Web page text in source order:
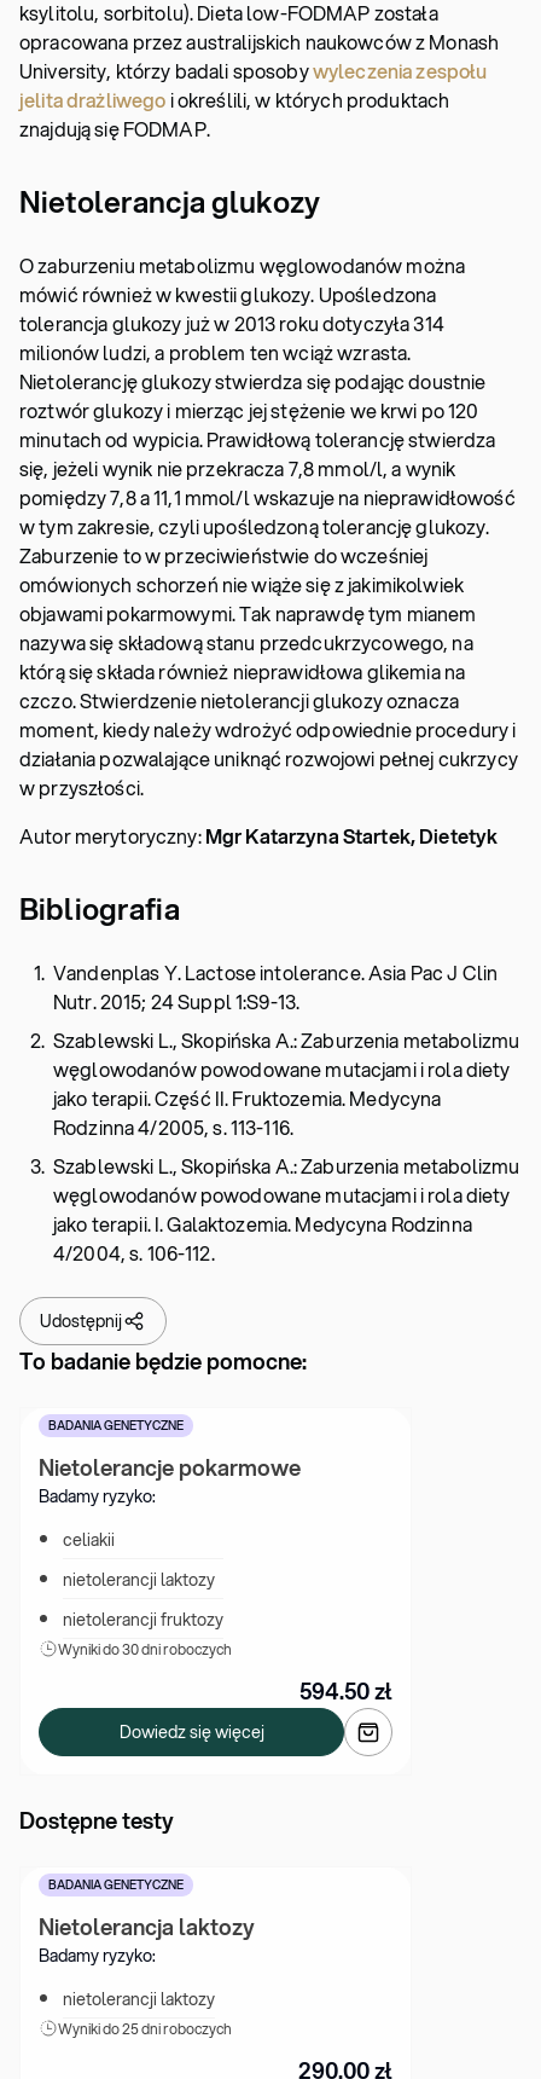
ksylitolu, sorbitolu). Dieta low-FODMAP została
opracowana przez australijskich naukowców z Monash
University, którzy badali sposobywyleczenia zespołu
jelita drażliwego i określili, w których produktach
znajdują się FODMAP.
Nietolerancja glukozy
O zaburzeniu metabolizmu węglowodanów można
mówić również w kwestii glukozy. Upośledzona
tolerancja glukozy już w 2013 roku dotyczyła 314
milionów ludzi, a problem ten wciąż wzrasta.
Nietolerancję glukozy stwierdza się podając doustnie
roztwór glukozy i mierząc jej stężenie we krwi po 120
minutach od wypicia. Prawidłową tolerancję stwierdza
się, jeżeli wynik nie przekracza 7,8 mmol/l, a wynik
pomiędzy 7,8 a 11,1 mmol/l wskazuje na nieprawidłowość
w tym zakresie, czyli upośledzoną tolerancję glukozy.
Zaburzenie to w przeciwieństwie do wcześniej
omówionych schorzeń nie wiąże się z jakimikolwiek
objawami pokarmowymi. Tak naprawdę tym mianem
nazywa się składową stanu przedcukrzycowego, na
którą się składa również nieprawidłowa glikemia na
czczo. Stwierdzenie nietolerancji glukozy oznacza
moment, kiedy należy wdrożyć odpowiednie procedury i
działania pozwalające uniknąć rozwojowi pełnej cukrzycy
w przyszłości.
Autor merytoryczny:Mgr Katarzyna Startek, Dietetyk
Bibliografia
Vandenplas Y. Lactose intolerance. Asia Pac J Clin
Nutr. 2015; 24 Suppl 1:S9-13.
Szablewski L., Skopińska A.: Zaburzenia metabolizmu
węglowodanów powodowane mutacjami i rola diety
jako terapii. Część II. Fruktozemia. Medycyna
Rodzinna 4/2005, s. 113-116.
Szablewski L., Skopińska A.: Zaburzenia metabolizmu
węglowodanów powodowane mutacjami i rola diety
jako terapii. I. Galaktozemia. Medycyna Rodzinna
4/2004, s. 106-112.
Udostępnij
To badanie będzie pomocne:
BADANIA GENETYCZNE
Nietolerancje pokarmowe
Badamy ryzyko:
celiakii
nietolerancji laktozy
nietolerancji fruktozy
Wyniki do 30 dni roboczych
594.50zł
Dowiedz się więcej
Dostępne testy
BADANIA GENETYCZNE
Nietolerancja laktozy
Badamy ryzyko:
nietolerancji laktozy
Wyniki do 25 dni roboczych
290.00zł